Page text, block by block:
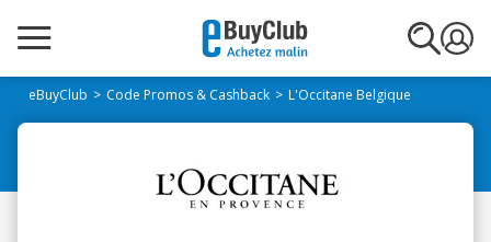
eBuyClub Code Promos & Cashback L'Occitane Belgique